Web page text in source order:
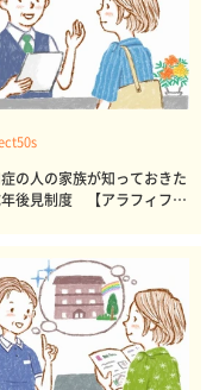
の人の家族が知っておきた
後見制度 【アラフィフ・